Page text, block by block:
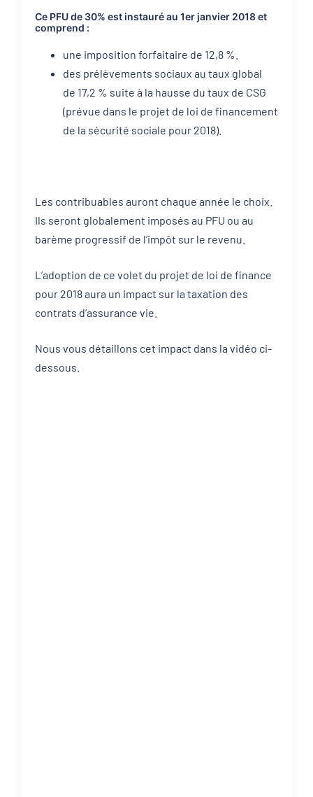
Ce PFU de 30% est instauré au 1er janvier 2018 et
comprend :
une imposition forfaitaire de 12,8 %.
des prélèvements sociaux au taux global
de 17,2 % suite à la hausse du taux de CSG
(prévue dans le projet de loi de financement
de la sécurité sociale pour 2018).
Les contribuables auront chaque année le choix.
Ils seront globalement imposés au PFU ou au
barème progressif de l’impôt sur le revenu.
L’adoption de ce volet du projet de loi de finance
pour 2018 aura un impact sur la taxation des
contrats d’assurance vie.
Nous vous détaillons cet impact dans la vidéo ci-
dessous.